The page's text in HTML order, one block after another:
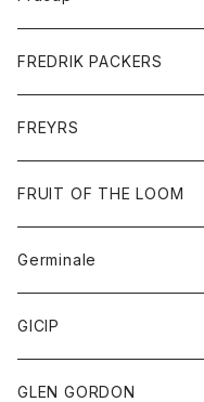
Tシャツ
ボトム
グッズ
靴
FREDRIK PACKERS
アクセサリー
バッグ
FREYRS
サングラス
FRUIT OF THE LOOM
アウター
パーカー
グッズ
ネクタイ
トップス
Germinale
靴
サンダル
GICIP
トップス
GLEN GORDON